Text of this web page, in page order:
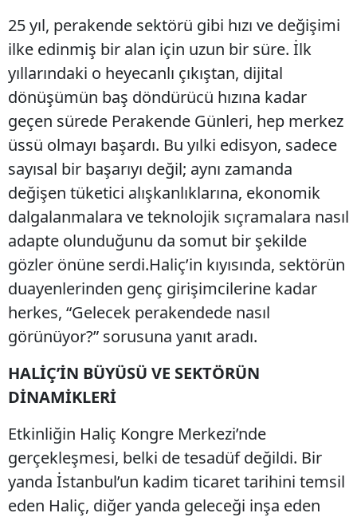
​25 yıl, perakende sektörü gibi hızı ve değişimi
ilke edinmiş bir alan için uzun bir süre. İlk
yıllarındaki o heyecanlı çıkıştan, dijital
dönüşümün baş döndürücü hızına kadar
geçen sürede Perakende Günleri, hep merkez
üssü olmayı başardı. Bu yılki edisyon, sadece
sayısal bir başarıyı değil; aynı zamanda
değişen tüketici alışkanlıklarına, ekonomik
dalgalanmalara ve teknolojik sıçramalara nasıl
adapte olunduğunu da somut bir şekilde
gözler önüne serdi.​Haliç’in kıyısında, sektörün
duayenlerinden genç girişimcilerine kadar
herkes, “Gelecek perakendede nasıl
görünüyor?” sorusuna yanıt aradı.​
HALİÇ’İN BÜYÜSÜ VE SEKTÖRÜN
DİNAMİKLERİ
​Etkinliğin Haliç Kongre Merkezi’nde
gerçekleşmesi, belki de tesadüf değildi. Bir
yanda İstanbul’un kadim ticaret tarihini temsil
eden Haliç, diğer yanda geleceği inşa eden